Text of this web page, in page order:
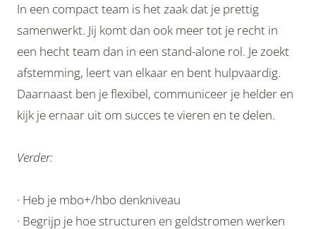
In een compact team is het zaak dat je prettig
samenwerkt. Jij komt dan ook meer tot je recht in
een hecht team dan in een stand-alone rol. Je zoekt
afstemming, leert van elkaar en bent hulpvaardig.
Daarnaast ben je flexibel, communiceer je helder en
kijk je ernaar uit om succes te vieren en te delen.
Verder:
· Heb je mbo+/hbo denkniveau
· Begrijp je hoe structuren en geldstromen werken